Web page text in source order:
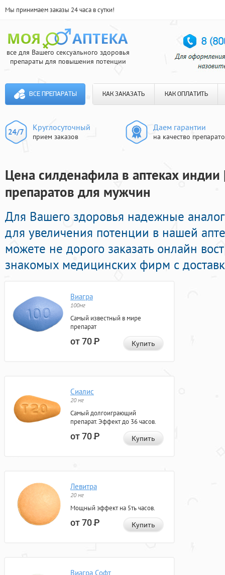
Мы принимаем заказы 24 часа в сутки!
все для Вашего сексуального здоровья
препараты для повышения потенции
ВСЕ ПРЕПАРАТЫ КАК ЗАКАЗАТЬ КАК ОПЛАТИТЬ
Круглосуточный
прием заказов
Даем гарантии
на качество
Цена силденафила в аптеках
препаратов для мужчин
Для Вашего здоровья надежные
для увеличения потенции в нашей
можете не дорого заказать онлайн
знакомых медицинских фирм с
Виагра
100мг
Самый известный в мире
препарат
от 70Р Купить
Сиалис
20 мг
Самый долгоиграющий
препарат. Эффект до 36 часов.
от 70Р Купить
Левитра
20 мг
Мощный эффект на 5ть часов.
от 70Р Купить
Виагра Софт